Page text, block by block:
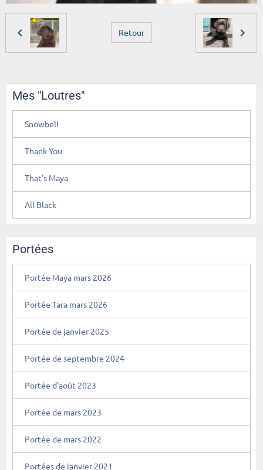
Retour
Mes "Loutres"
Snowbell
Thank You
That's Maya
All Black
Portées
Portée Maya mars 2026
Portée Tara mars 2026
Portée de janvier 2025
Portée de septembre 2024
Portée d'août 2023
Portée de mars 2023
Portée de mars 2022
Portées de janvier 2021